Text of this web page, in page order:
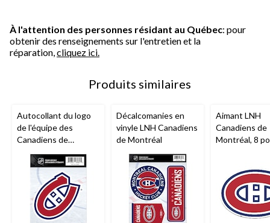
À l'attention des personnes résidant au Québec: pour
obtenir des renseignements sur l'entretien et la
réparation, cliquez ici.
Produits similaires
Autocollant du logo
de l'équipe des
Canadiens de
Montréal de la LNH, 5
x 7 po
Décalcomanies en
vinyle LNH Canadiens
de Montréal
Aimant LNH
Canadiens de
Montréal, 8 po